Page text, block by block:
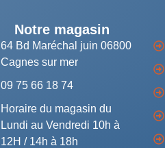
Notre magasin
64 Bd Maréchal juin 06800
Cagnes sur mer
09 75 66 18 74
Horaire du magasin du
Lundi au Vendredi 10h à
12H / 14h à 18h